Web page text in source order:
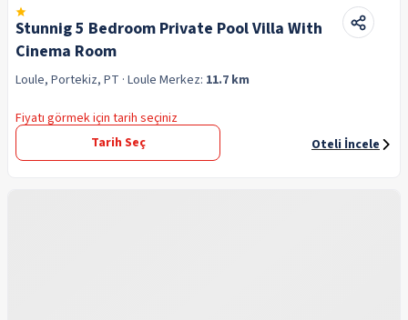
Stunnig 5 Bedroom Private Pool Villa With
Cinema Room
Loule, Portekiz, PT · Loule Merkez: 11.7 km
Fiyatı görmek için tarih seçiniz
Tarih Seç
Oteli İncele